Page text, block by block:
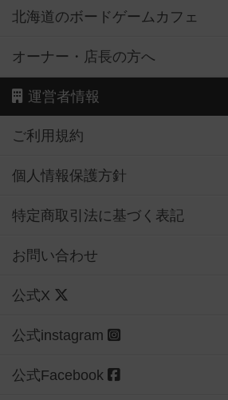
北海道のボードゲームカフェ
オーナー・店長の方へ
運営者情報
ご利用規約
個人情報保護方針
特定商取引法に基づく表記
お問い合わせ
公式X
公式instagram
公式Facebook